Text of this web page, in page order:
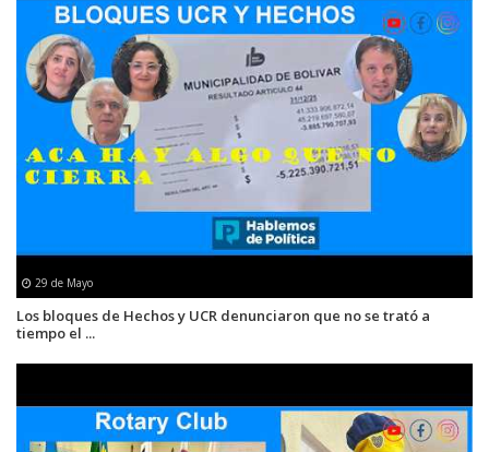
29 de Mayo
Los bloques de Hechos y UCR denunciaron que no se trató a
tiempo el ...